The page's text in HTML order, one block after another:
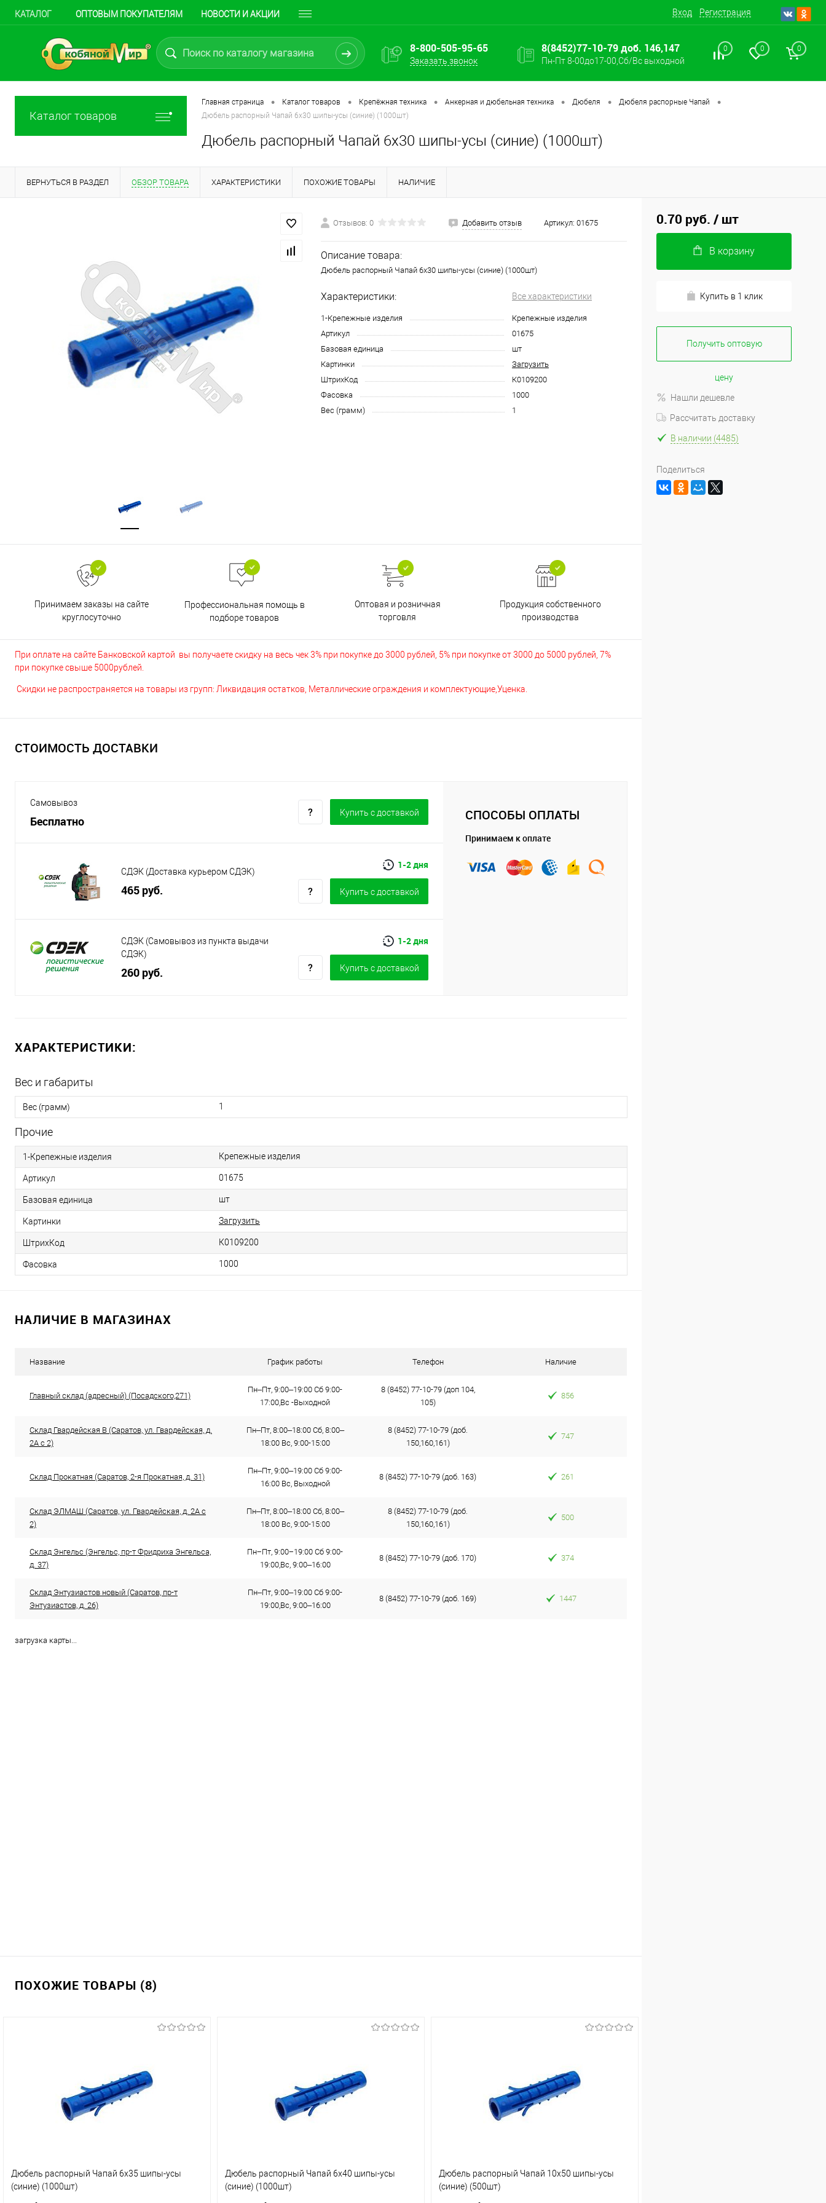
КАТАЛОГ ОПТОВЫМ ПОКУПАТЕЛЯМ НОВОСТИ И АКЦИИ Вход Регистрация
8-800-505-95-65
Заказать звонок
8(8452)77-10-79 доб. 146,147
Пн-Пт 8-00до17-00,Сб/Вс выходной
0 0 0
Каталог товаров
Главная страница • Каталог товаров • Крепёжная техника • Анкерная и дюбельная техника • Дюбеля • Дюбеля распорные Чапай •
Дюбель распорный Чапай 6х30 шипы-усы (синие) (1000шт)
Дюбель распорный Чапай 6х30 шипы-усы (синие) (1000шт)
ВЕРНУТЬСЯ В РАЗДЕЛ ОБЗОР ТОВАРА ХАРАКТЕРИСТИКИ ПОХОЖИЕ ТОВАРЫ НАЛИЧИЕ
Отзывов: 0 Добавить отзыв Артикул: 01675
Описание товара:
Дюбель распорный Чапай 6х30 шипы-усы (синие) (1000шт)
Характеристики: Все характеристики
1-Крепежные изделия
Крепежные изделия
Артикул
01675
Базовая единица
шт
Картинки
Загрузить
ШтрихКод
К0109200
Фасовка
1000
Вес (грамм)
1
Принимаем заказы на сайте
круглосуточно
Профессиональная помощь в
подборе товаров
Оптовая и розничная
торговля
Продукция собственного
производства
При оплате на сайте Банковской картой вы получаете скидку на весь чек 3% при покупке до 3000 рублей, 5% при покупке от 3000 до 5000 рублей, 7%
при покупке свыше 5000рублей.
Скидки не распространяется на товары из групп: Ликвидация остатков, Металлические ограждения и комплектующие,Уценка.
СТОИМОСТЬ ДОСТАВКИ
Самовывоз
Бесплатно
Купить c доставкой
СДЭК (Доставка курьером СДЭК)
465 руб.
1-2 дня
Купить c доставкой
СДЭК (Самовывоз из пункта выдачи
СДЭК)
260 руб.
1-2 дня
Купить c доставкой
СПОСОБЫ ОПЛАТЫ
Принимаем к оплате
ХАРАКТЕРИСТИКИ:
Вес и габариты
Вес (грамм) 1
Прочие
1-Крепежные изделия Крепежные изделия
Артикул 01675
Базовая единица шт
Картинки Загрузить
ШтрихКод К0109200
Фасовка 1000
НАЛИЧИЕ В МАГАЗИНАХ
Название График работы Телефон Наличие
Главный склад (адресный) (Посадского,271)
Пн–Пт, 9:00–19:00 Сб 9:00-
17:00,Вс -Выходной
8 (8452) 77-10-79 (доп 104,
105)
856
Склад Гвардейская В (Саратов, ул. Гвардейская, д.
2А с 2)
Пн–Пт, 8:00–18:00 Сб, 8:00–
18:00 Вс, 9:00-15:00
8 (8452) 77-10-79 (доб.
150,160,161)
747
Склад Прокатная (Саратов, 2-я Прокатная, д. 31)
Пн–Пт, 9:00–19:00 Сб 9:00-
16:00 Вс, Выходной
8 (8452) 77-10-79 (доб. 163) 261
Склад ЭЛМАШ (Саратов, ул. Гвардейская, д. 2А с
2)
Пн–Пт, 8:00–18:00 Сб, 8:00–
18:00 Вс, 9:00-15:00
8 (8452) 77-10-79 (доб.
150,160,161)
500
Склад Энгельс (Энгельс, пр-т Фридриха Энгельса,
д. 37)
Пн−Пт, 9:00−19:00 Сб 9:00-
19:00,Вс, 9:00–16:00
8 (8452) 77-10-79 (доб. 170) 374
Склад Энтузиастов новый (Саратов, пр-т
Энтузиастов, д. 26)
Пн–Пт, 9:00–19:00 Сб 9:00-
19:00,Вс, 9:00–16:00
8 (8452) 77-10-79 (доб. 169) 1447
загрузка карты...
ПОХОЖИЕ ТОВАРЫ (8)
Дюбель распорный Чапай 6х35 шипы-усы
(синие) (1000шт)
Дюбель распорный Чапай 6х40 шипы-усы
(синие) (1000шт)
Дюбель распорный Чапай 10х50 шипы-усы
(синие) (500шт)
0.70 руб. / шт
В корзину
Купить в 1 клик
Получить оптовую
цену
Нашли дешевле
Рассчитать доставку
В наличии (4485)
Поделиться